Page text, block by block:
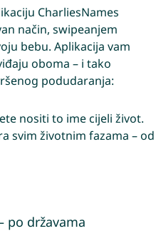
CharliesNames
način, swipeanjem
bebu. Aplikacija vam
oboma – i tako
podudaranja:
nositi to ime cijeli život.
svim životnim fazama – od
po državama